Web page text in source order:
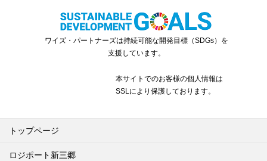
ワイズ・パートナーズは持続可能な開発目標（SDGs）を
支援しています。
本サイトでのお客様の個人情報は
SSLにより保護しております。
トップページ
ロジポート新三郷